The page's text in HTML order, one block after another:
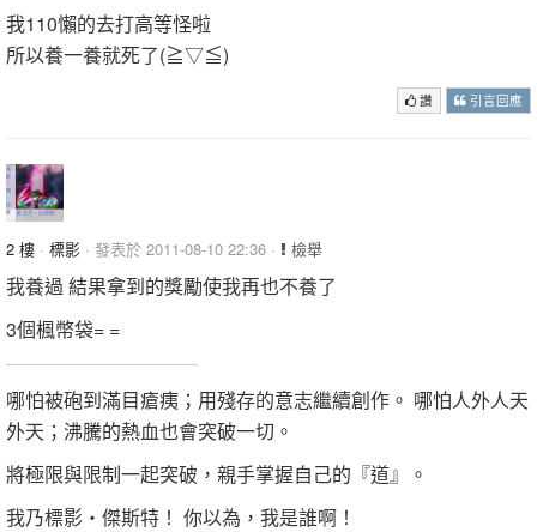
我110懶的去打高等怪啦
所以養一養就死了(≧▽≦)
讚 引言回應
2 樓 · 標影 · 發表於 2011-08-10 22:36 · 檢舉
我養過 結果拿到的獎勵使我再也不養了
3個楓幣袋= =
哪怕被砲到滿目瘡痍；用殘存的意志繼續創作。 哪怕人外人天
外天；沸騰的熱血也會突破一切。
將極限與限制一起突破，親手掌握自己的『道』。
我乃標影‧傑斯特！ 你以為，我是誰啊！